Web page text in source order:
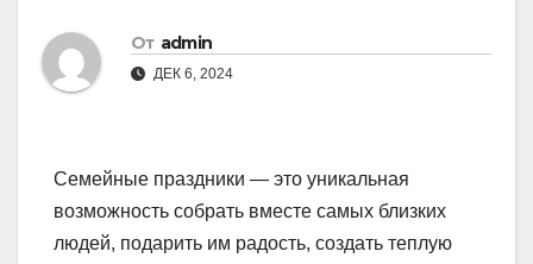
От admin
ДЕК 6, 2024
Семейные праздники — это уникальная
возможность собрать вместе самых близких
людей, подарить им радость, создать теплую